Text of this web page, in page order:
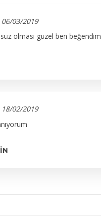
06/03/2019
olması guzel ben beğendim
18/02/2019